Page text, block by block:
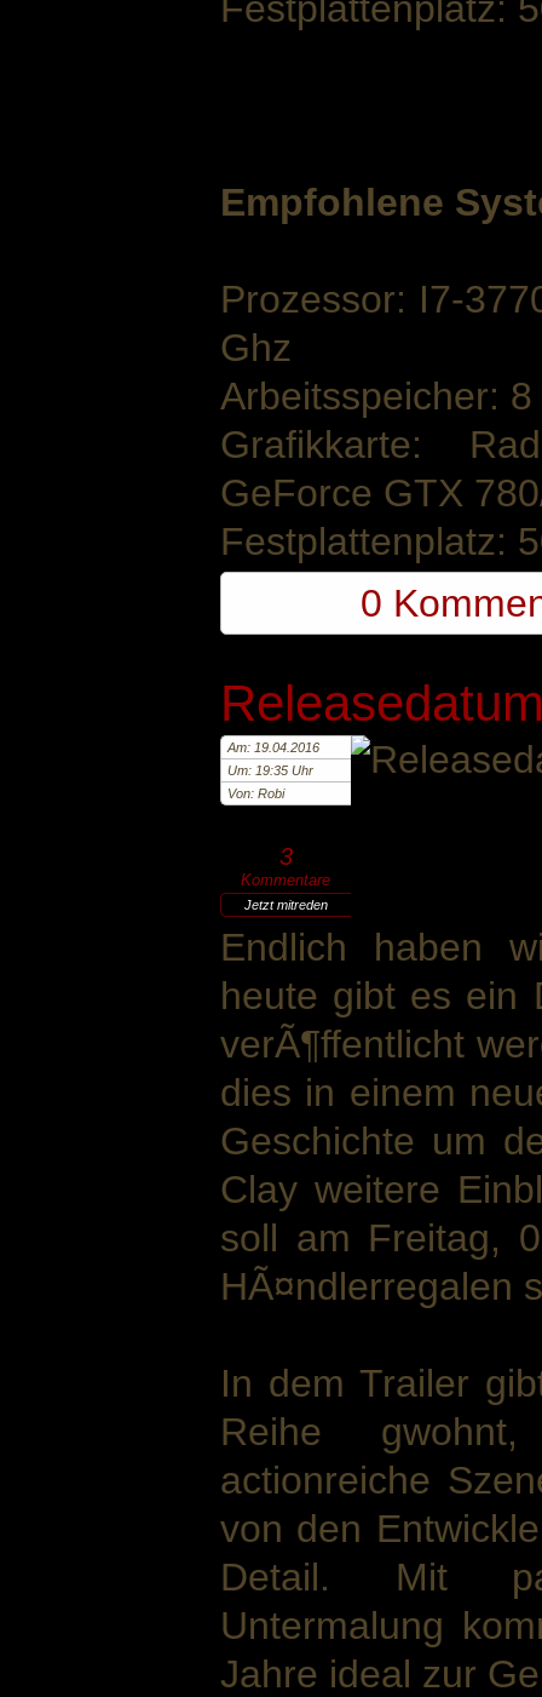
Empfohlene
Prozessor: I7-
Ghz
Arbeitsspeicher: 8
Grafikkarte:
GeForce GTX
Festplattenplatz:
0
Am: 19.04.2016
Um: 19:35 Uhr
Von: Robi
3
Kommentare
Jetzt mitreden
Endlich haben
heute gibt es ein
verÃ¶ffentlicht
dies in einem
Geschichte um
Clay weitere
soll am Freitag,
HÃ¤ndlerregalen
In dem Trailer
Reihe
actionreiche
von den
Detail. Mit
Untermalung
Jahre ideal zur